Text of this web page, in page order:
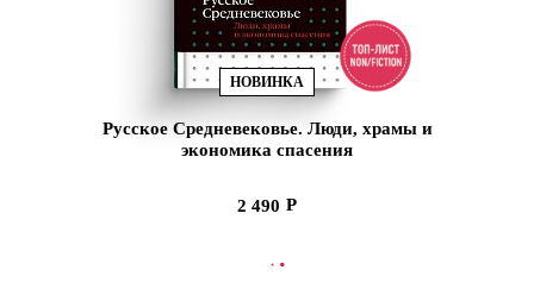
НОВИНКА
Русское Средневековье. Люди, храмы и
экономика спасения
2 490
В КОРЗИНУ